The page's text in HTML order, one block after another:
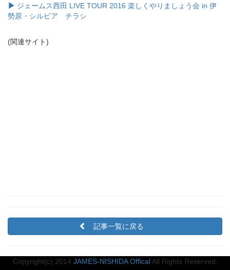
ジェームス西田 LIVE TOUR 2016 楽しくやりましょう会 in 伊
勢原・シルビア チラシ
(関連サイト)
記事一覧に戻る
Copyright(c) 2014 JAMES-NISHIDA OfficalAll Rights Reserved.